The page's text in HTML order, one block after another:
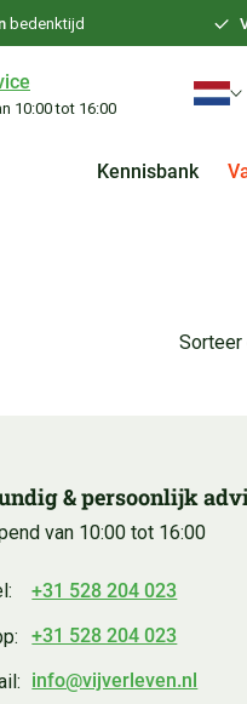
bedenktijd
10:00 tot 16:00
Kennisbank
Sorteer
& persoonlijk
van 10:00 tot 16:00
+31 528 204 023
+31 528 204 023
info@vijverleven.nl